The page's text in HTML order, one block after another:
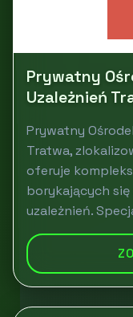
Prywatny
Uzależnień
Prywatny
Tratwa,
oferuje
borykających
uzależnień.